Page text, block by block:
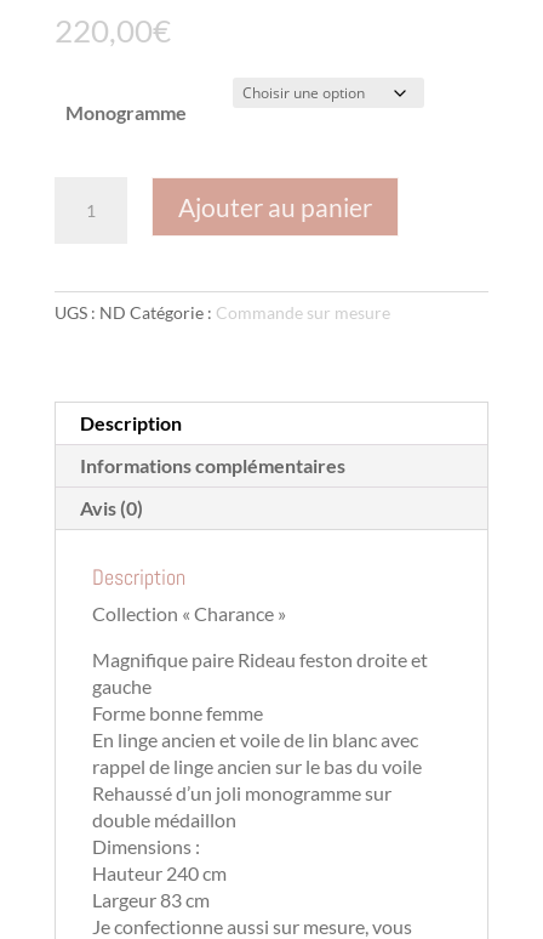
220,00€
Monogramme
Rideau
bonne
Commande
mesure
Ajouter au panier
UGS : ND Catégorie : Commande sur mesure
Description
Informations complémentaires
Avis (0)
Description
Collection « Charance »
Magnifique paire Rideau feston droite et
gauche
Forme bonne femme
En linge ancien et voile de lin blanc avec
rappel de linge ancien sur le bas du voile
Rehaussé d’un joli monogramme sur
double médaillon
Dimensions :
Hauteur 240 cm
Largeur 83 cm
Je confectionne aussi sur mesure, vous